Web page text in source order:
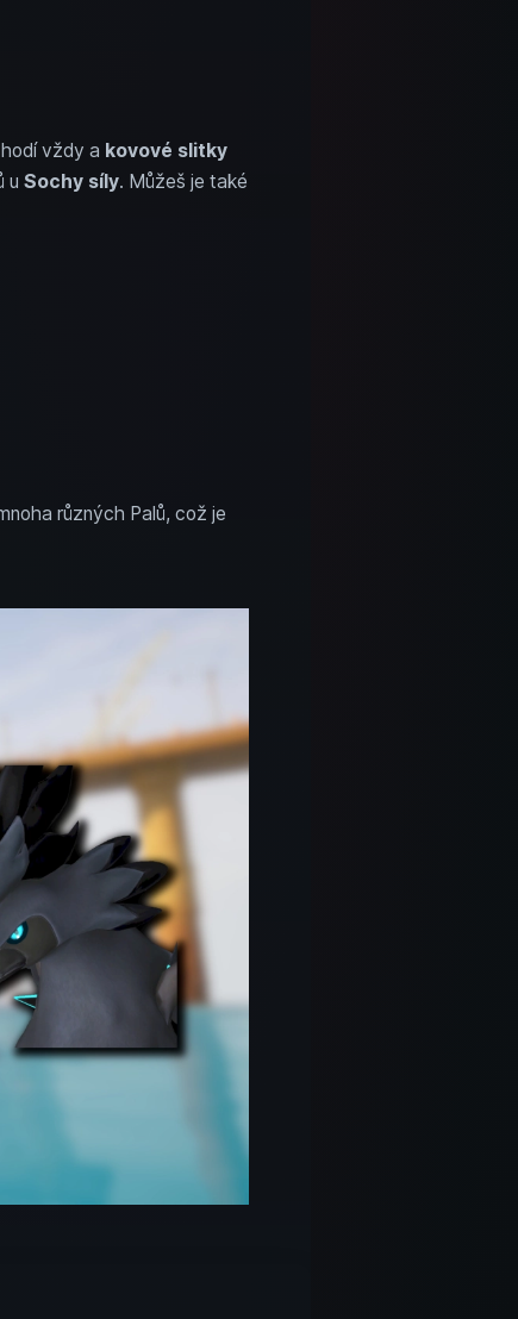
vždy a kovové slitky
u Sochy síly. Můžeš je také
různých Palů, což je